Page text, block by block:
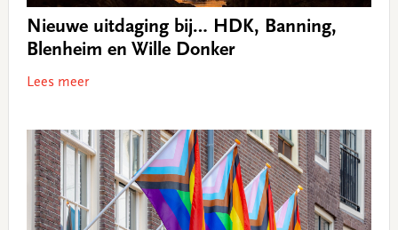
Nieuwe uitdaging bij… HDK, Banning,
Blenheim en Wille Donker
Lees meer